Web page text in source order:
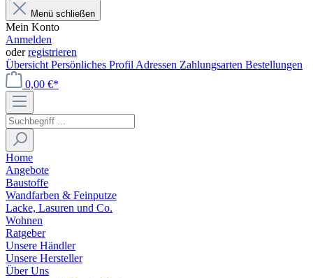
Menü schließen
Mein Konto
Anmelden
oderregistrieren
Übersicht Persönliches Profil Adressen Zahlungsarten Bestellungen
0,00 €*
Home
Angebote
Baustoffe
Wandfarben & Feinputze
Lacke, Lasuren und Co.
Wohnen
Ratgeber
Unsere Händler
Unsere Hersteller
Über Uns